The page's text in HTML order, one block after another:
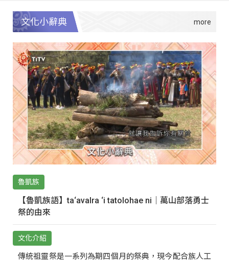
文化小辭典
魯凱族
【魯凱族語】ta‘avalra ‘i tatolohae ni｜萬山部落勇士
祭的由來
文化介紹
傳統祖靈祭是一系列為期四個月的祭典，現今配合族人工